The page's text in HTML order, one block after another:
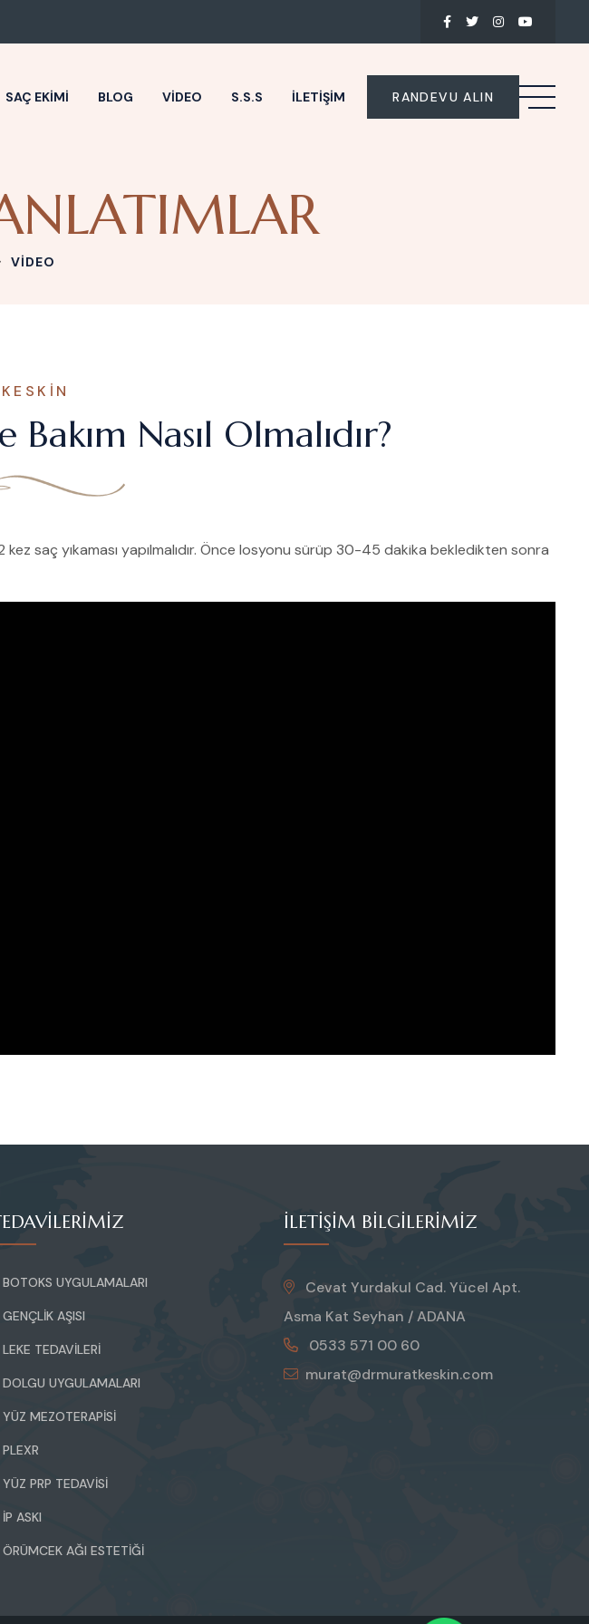
SAÇ EKIMI BLOG VIDEO S.S.S İLETIŞIM RANDEVU ALIN
VIDEO
Bakım Nasıl Olmalıdır?
saç yıkaması yapılmalıdır. Önce losyonu sürüp 30-45 dakika bekledikten sonra
BOTOKS UYGULAMALARI
GENÇLIK AŞISI
LEKE TEDAVILERI
DOLGU UYGULAMALARI
YÜZ MEZOTERAPISI
PLEXR
YÜZ PRP TEDAVISI
İP ASKI
ÖRÜMCEK AĞI ESTETIĞI
İLETIŞIM BILGILERIMIZ
Cevat Yurdakul Cad. Yücel Apt.
Asma Kat Seyhan / ADANA
0533 571 00 60
murat@drmuratkeskin.com